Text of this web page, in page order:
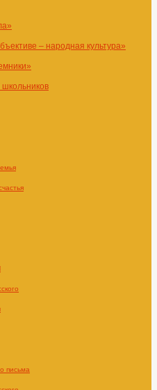
– народная культура»
школьников
письма